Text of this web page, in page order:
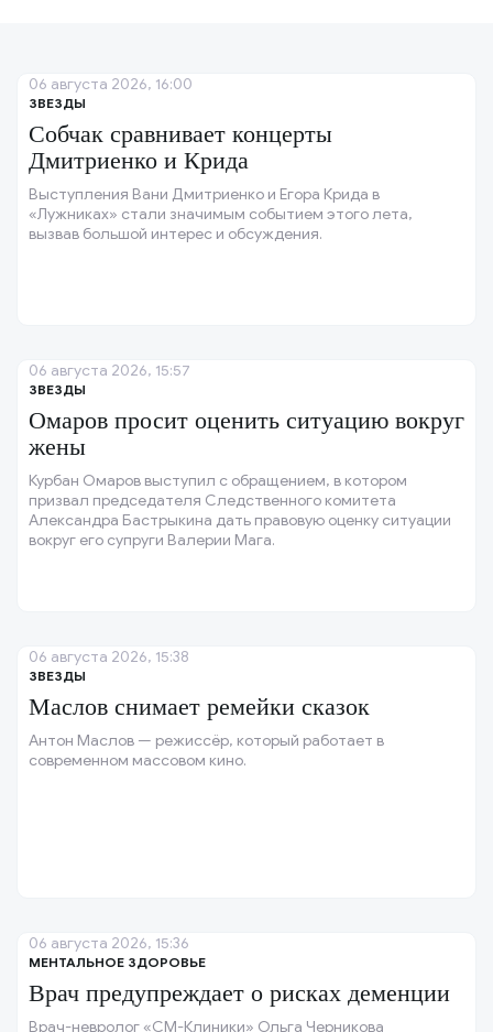
ЗВЕЗДЫ
Собчак сравнивает концерты
Дмитриенко и Крида
Выступления Вани Дмитриенко и Егора Крида в
«Лужниках» стали значимым событием этого лета,
вызвав большой интерес и обсуждения.
06 августа 2026, 16:00
ЗВЕЗДЫ
Омаров просит оценить ситуацию вокруг
жены
Курбан Омаров выступил с обращением, в котором
призвал председателя Следственного комитета
Александра Бастрыкина дать правовую оценку ситуации
вокруг его супруги Валерии Мага.
06 августа 2026, 15:57
ЗВЕЗДЫ
Маслов снимает ремейки сказок
Антон Маслов — режиссёр, который работает в
современном массовом кино.
06 августа 2026, 15:38
МЕНТАЛЬНОЕ ЗДОРОВЬЕ
Врач предупреждает о рисках деменции
Врач-невролог «СМ-Клиники» Ольга Черникова
06 августа 2026, 15:36